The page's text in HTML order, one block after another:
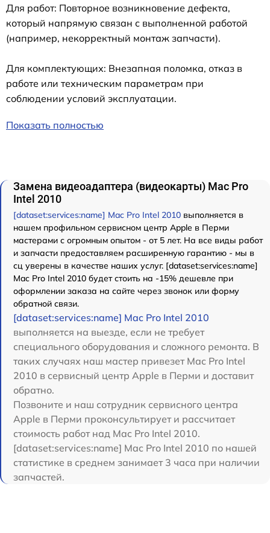
Для работ: Повторное возникновение дефекта,
который напрямую связан с выполненной работой
(например, некорректный монтаж запчасти).
Для комплектующих: Внезапная поломка, отказ в
работе или техническим параметрам при
соблюдении условий эксплуатации.
Показать полностью
Замена видеоадаптера (видеокарты) Mac Pro
Intel 2010
[dataset:services:name] Mac Pro Intel 2010 выполняется в
нашем профильном сервисном центр Apple в Перми
мастерами с огромным опытом - от 5 лет. На все виды работ
и запчасти предоставляем расширенную гарантию - мы в
сц уверены в качестве наших услуг. [dataset:services:name]
Mac Pro Intel 2010 будет стоить на -15% дешевле при
оформлении заказа на сайте через звонок или форму
обратной связи.
[dataset:services:name] Mac Pro Intel 2010
выполняется на выезде, если не требует
специального оборудования и сложного ремонта. В
таких случаях наш мастер привезет Mac Pro Intel
2010 в сервисный центр Apple в Перми и доставит
обратно.
Позвоните и наш сотрудник сервисного центра
Apple в Перми проконсультирует и рассчитает
стоимость работ над Mac Pro Intel 2010.
[dataset:services:name] Mac Pro Intel 2010 по нашей
статистике в среднем занимает 3 часа при наличии
запчастей.